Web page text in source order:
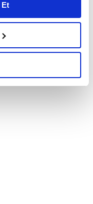
vasıtasıyla
bilgi için
Bilgilendirme
Et